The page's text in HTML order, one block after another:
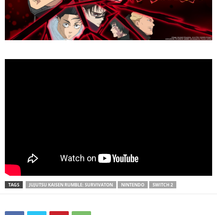
TAGS JUJUTSU KAISEN RUMBLE: SURVIVATON NINTENDO SWITCH 2